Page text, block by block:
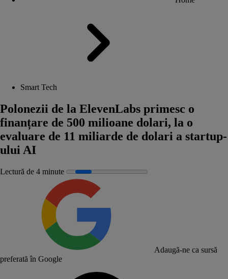
Smart Tech
Polonezii de la ElevenLabs primesc o
finanțare de 500 milioane dolari, la o
evaluare de 11 miliarde de dolari a startup-
ului AI
Lectură de 4 minute
Adaugă-ne ca sursă
preferată în Google